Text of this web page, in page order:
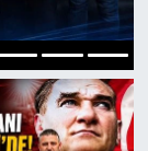
8 9 10